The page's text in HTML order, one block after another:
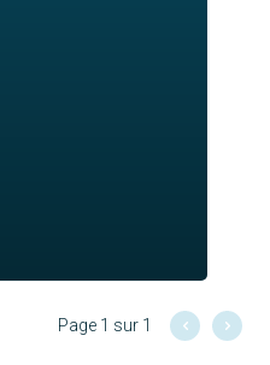
Page 1 sur 1